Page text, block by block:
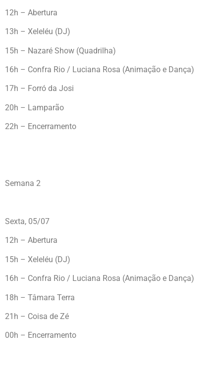
12h – Abertura
13h – Xeleléu (DJ)
15h – Nazaré Show (Quadrilha)
16h – Confra Rio / Luciana Rosa (Animação e Dança)
17h – Forró da Josi
20h – Lamparão
22h – Encerramento
Semana 2
Sexta, 05/07
12h – Abertura
15h – Xeleléu (DJ)
16h – Confra Rio / Luciana Rosa (Animação e Dança)
18h – Tâmara Terra
21h – Coisa de Zé
00h – Encerramento